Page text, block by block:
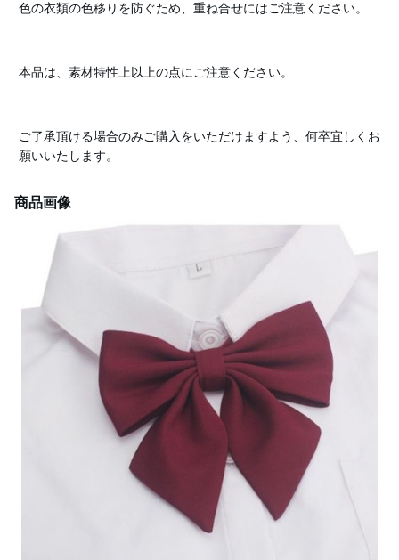
色の衣類の色移りを防ぐため、重ね合せにはご注意ください。
本品は、素材特性上以上の点にご注意ください。
ご了承頂ける場合のみご購入をいただけますよう、何卒宜しくお
願いいたします。
商品画像